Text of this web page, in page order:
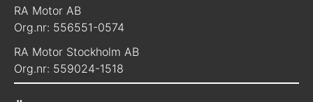
RA Motor AB
Org.nr: 556551-0574
RA Motor Stockholm AB
Org.nr: 559024-1518